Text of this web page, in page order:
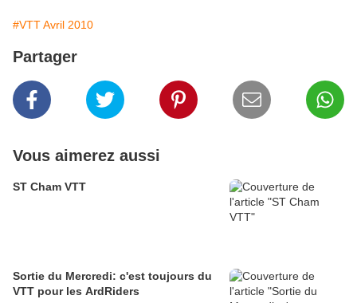
#VTT Avril 2010
Partager
Vous aimerez aussi
ST Cham VTT
Sortie du Mercredi: c'est toujours du
VTT pour les ArdRiders